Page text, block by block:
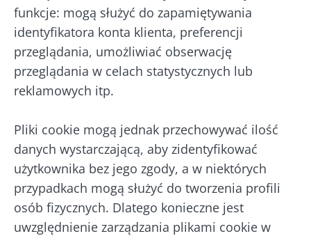
funkcje: mogą służyć do zapamiętywania
identyfikatora konta klienta, preferencji
przeglądania, umożliwiać obserwację
przeglądania w celach statystycznych lub
reklamowych itp.
Pliki cookie mogą jednak przechowywać ilość
danych wystarczającą, aby zidentyfikować
użytkownika bez jego zgody, a w niektórych
przypadkach mogą służyć do tworzenia profili
osób fizycznych. Dlatego konieczne jest
uwzględnienie zarządzania plikami cookie w